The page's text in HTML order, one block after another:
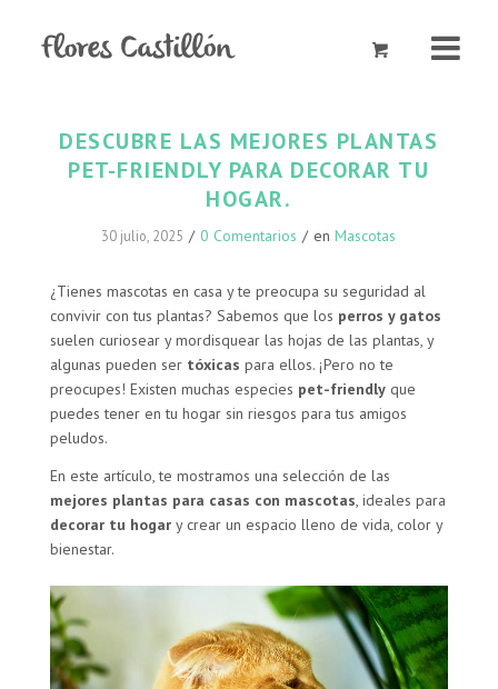
DESCUBRE LAS MEJORES PLANTAS
PET-FRIENDLY PARA DECORAR TU
HOGAR.
30 julio, 2025 / 0 Comentarios / enMascotas
¿Tienes mascotas en casa y te preocupa su seguridad al
convivir con tus plantas? Sabemos que los perros y gatos
suelen curiosear y mordisquear las hojas de las plantas, y
algunas pueden ser tóxicas para ellos. ¡Pero no te
preocupes! Existen muchas especies pet-friendly que
puedes tener en tu hogar sin riesgos para tus amigos
peludos.
En este artículo, te mostramos una selección de las
mejores plantas para casas con mascotas, ideales para
decorar tu hogar y crear un espacio lleno de vida, color y
bienestar.